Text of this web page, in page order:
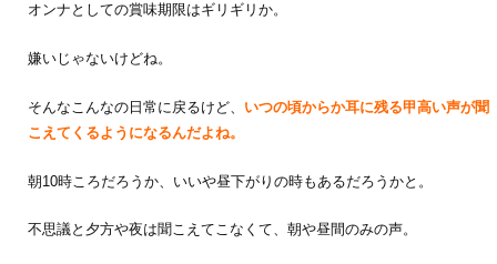
オンナとしての賞味期限はギリギリか。
嫌いじゃないけどね。
そんなこんなの日常に戻るけど、 いつの頃からか耳に残る甲高い声が聞
こえてくるようになるんだよね。
朝10時ころだろうか、いいや昼下がりの時もあるだろうかと。
不思議と夕方や夜は聞こえてこなくて、朝や昼間のみの声。